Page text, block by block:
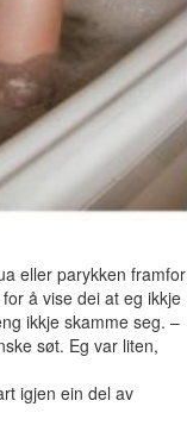
eller parykken framfor
å vise dei at eg ikkje
ikkje skamme seg. –
søt. Eg var liten,
igjen ein del av